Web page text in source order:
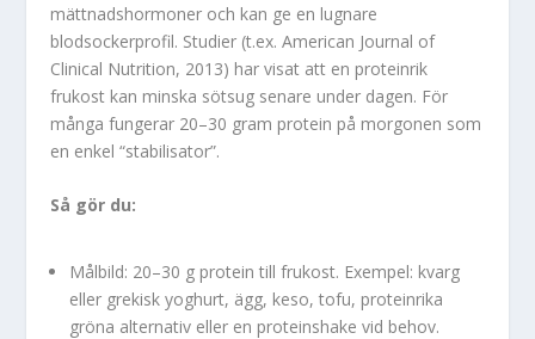
mättnadshormoner och kan ge en lugnare
blodsockerprofil. Studier (t.ex. American Journal of
Clinical Nutrition, 2013) har visat att en proteinrik
frukost kan minska sötsug senare under dagen. För
många fungerar 20–30 gram protein på morgonen som
en enkel “stabilisator”.
Så gör du:
Målbild: 20–30 g protein till frukost. Exempel: kvarg
eller grekisk yoghurt, ägg, keso, tofu, proteinrika
gröna alternativ eller en proteinshake vid behov.